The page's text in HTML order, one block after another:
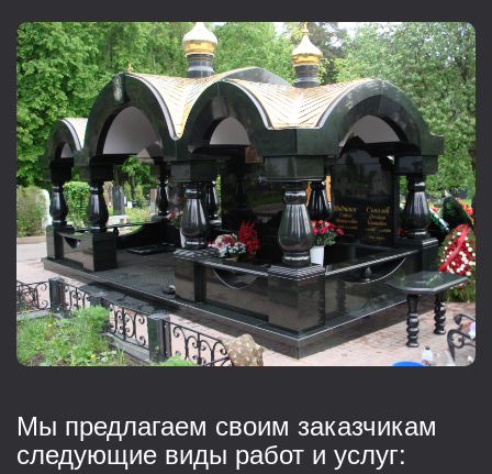
Мы предлагаем своим заказчикам
следующие виды работ и услуг: